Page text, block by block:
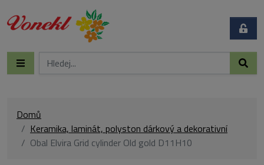
Domů
Keramika, laminát, polyston dárkový a dekorativní
Obal Elvira Grid cylinder Old gold D11H10